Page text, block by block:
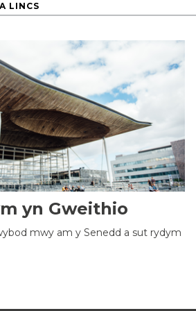
LINCS
yn Gweithio
mwy am y Senedd a sut rydym